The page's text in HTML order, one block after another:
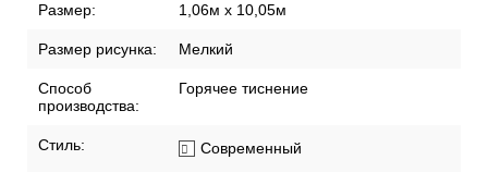
Размер: 1,06м х 10,05м
Размер рисунка: Мелкий
Способ
производства:
Горячее тиснение
Стиль: Современный